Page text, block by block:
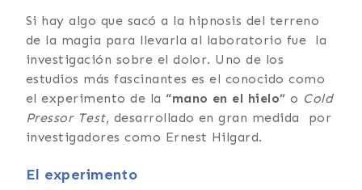
Si hay algo que sacó a la hipnosis del terreno
de la magia para llevarla al laboratorio fue la
investigación sobre el dolor. Uno de los
estudios más fascinantes es el conocido como
el experimento de la“mano en el hielo”o Cold
Pressor Test, desarrollado en gran medida por
investigadores como Ernest Hilgard.
El experimento